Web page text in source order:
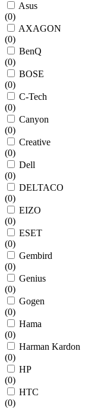
Asus
(0)
AXAGON
(0)
BenQ
(0)
BOSE
(0)
C-Tech
(0)
Canyon
(0)
Creative
(0)
Dell
(0)
DELTACO
(0)
EIZO
(0)
ESET
(0)
Gembird
(0)
Genius
(0)
Gogen
(0)
Hama
(0)
Harman Kardon
(0)
HP
(0)
HTC
(0)